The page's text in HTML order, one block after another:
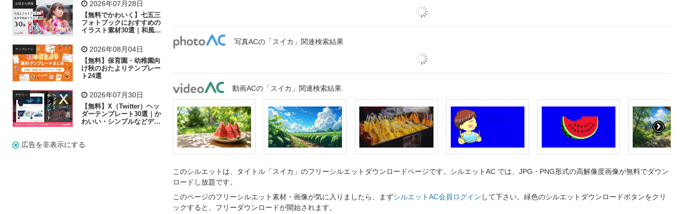
子供 作業員 葉 相談 ピクトグラム
お役立ち情報 2026年07月28日
【無料でかわいく】七五三
フォトブックにおすすめの
イラスト素材30選｜和風の
テンプレート 2026年08月04日
【無料】保育園・幼稚園向
け秋のおたよりテンプレー
ト24選
デザイン 2026年07月30日
【無料】X（Twitter）ヘッ
ダーテンプレート30選｜か
わいい・シンプルなどデザ
広告を非表示にする
写真ACの「スイカ」関連検索結果
動画ACの「スイカ」関連検索結果
このシルエットは、タイトル「スイカ」のフリーシルエットダウンロードページです。シルエットAC では、JPG・PNG形式の高解像度画像が無料でダウン
ロードし放題です。
このページのフリーシルエット素材・画像が気に入りましたら、まずシルエットAC会員ログイン して下さい。緑色のシルエットダウンロードボタンをクリ
ックすると、フリーダウンロードが開始されます。